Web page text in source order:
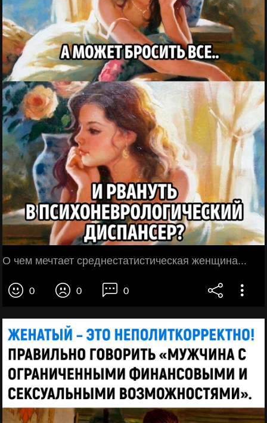
О чем мечтает среднестатистическая женщина...
0 0 0